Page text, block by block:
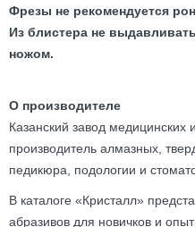
Фрезы не рекомендуется
Из блистера не
ножом.
О производителе
Казанский завод медицинских
производитель алмазных,
педикюра, подологии и
В каталоге «Кристалл»
абразивов для новичков и